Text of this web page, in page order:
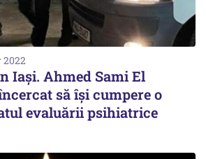
2022
Iași. Ahmed Sami El
să își cumpere o
evaluării psihiatrice